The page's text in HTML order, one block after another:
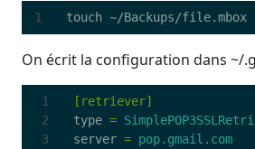
On écrit la configuration dans ~/
[retriever]
type =
server = pop.gmail.com